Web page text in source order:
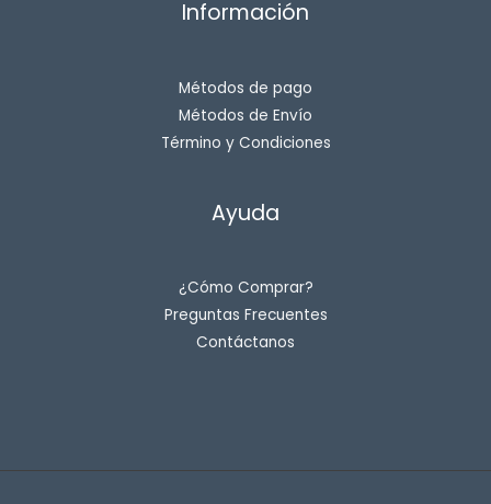
Información
Métodos de pago
Métodos de Envío
Término y Condiciones
Ayuda
¿Cómo Comprar?
Preguntas Frecuentes
Contáctanos